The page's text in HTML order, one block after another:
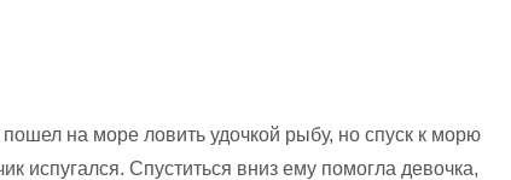
на море ловить удочкой рыбу, но спуск к морю
испугался. Спуститься вниз ему помогла девочка,